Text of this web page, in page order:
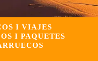
I VIAJES
I PAQUETES